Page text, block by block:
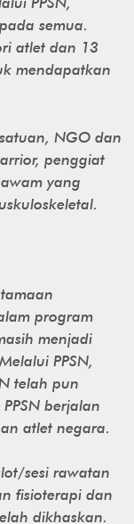
semua.
atlet dan 13
mendapatkan
NGO dan
penggiat
yang
program
menjadi
PPSN,
telah pun
berjalan
atlet negara.
sesi rawatan
fisioterapi dan
dikhaskan.